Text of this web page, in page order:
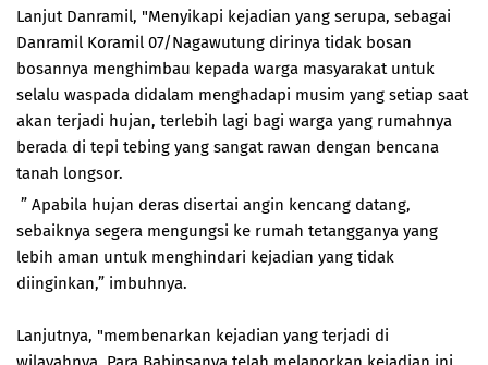
Lanjut Danramil, "Menyikapi kejadian yang serupa, sebagai
Danramil Koramil 07/Nagawutung dirinya tidak bosan
bosannya menghimbau kepada warga masyarakat untuk
selalu waspada didalam menghadapi musim yang setiap saat
akan terjadi hujan, terlebih lagi bagi warga yang rumahnya
berada di tepi tebing yang sangat rawan dengan bencana
tanah longsor.
” Apabila hujan deras disertai angin kencang datang,
sebaiknya segera mengungsi ke rumah tetangganya yang
lebih aman untuk menghindari kejadian yang tidak
diinginkan,” imbuhnya.
Lanjutnya, "membenarkan kejadian yang terjadi di